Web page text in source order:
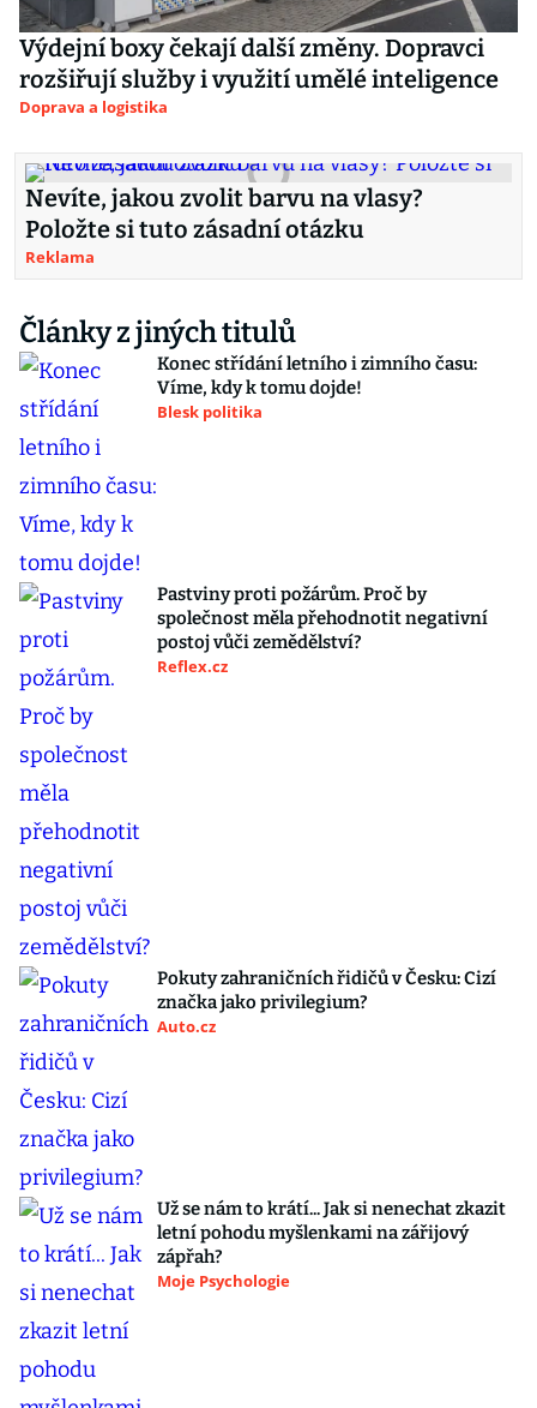
Výdejní boxy čekají další změny. Dopravci
rozšiřují služby i využití umělé inteligence
Doprava a logistika
Nevíte, jakou zvolit barvu na vlasy?
Položte si tuto zásadní otázku
Reklama
Články z jiných titulů
Konec střídání letního i zimního času:
Víme, kdy k tomu dojde!
Blesk politika
Pastviny proti požárům. Proč by
společnost měla přehodnotit negativní
postoj vůči zemědělství?
Reflex.cz
Pokuty zahraničních řidičů v Česku: Cizí
značka jako privilegium?
Auto.cz
Už se nám to krátí... Jak si nenechat zkazit
letní pohodu myšlenkami na zářijový
zápřah?
Moje Psychologie